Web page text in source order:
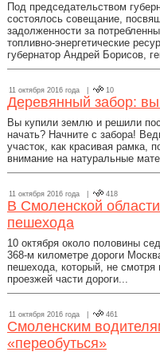
Под председательством
состоялось совещание,
задолженности за
топливно-энергетические
губернатор Андрей Борисов,
11 октября 2016 года | 10
Деревянный забор:
Вы купили землю и решили
начать? Начните с забора!
участок, как красивая рамка,
внимание на натуральные
11 октября 2016 года | 418
В Смоленской
пешехода
10 октября около половины
368-м километре дороги
пешехода, который, не смотря
проезжей части дороги...
11 октября 2016 года | 461
Смоленским
«переобуться»